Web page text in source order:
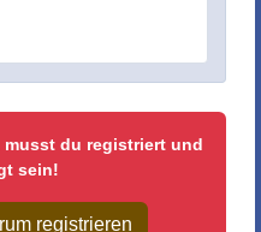
musst du registriert und
sein!
registrieren